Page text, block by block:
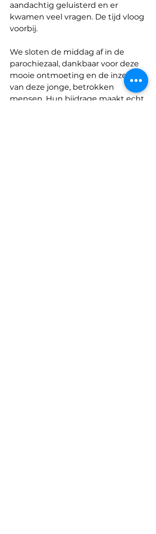
aandachtig geluisterd en er
kwamen veel vragen. De tijd vloog
voorbij.
We sloten de middag af in de
parochiezaal, dankbaar voor deze
mooie ontmoeting en de inzet
van deze jonge, betrokken
mensen. Hun bijdrage maakt echt